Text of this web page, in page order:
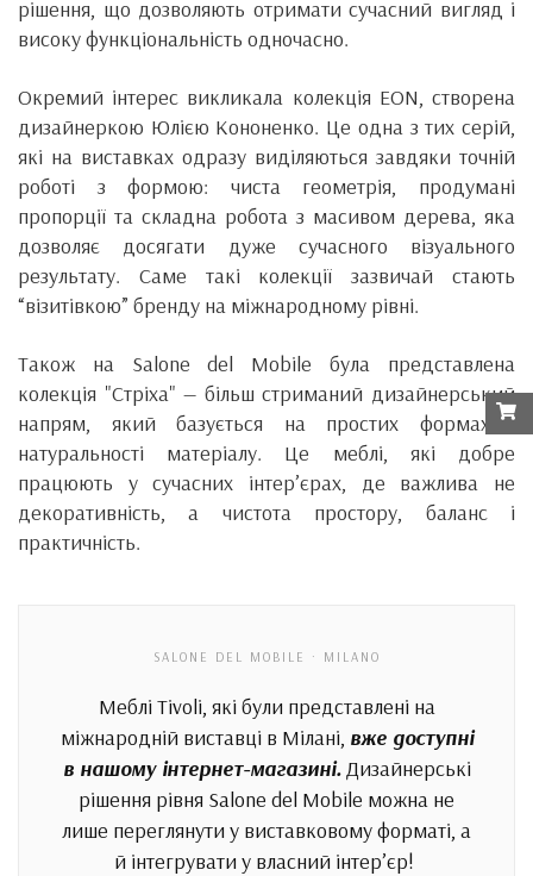
рішення, що дозволяють отримати сучасний вигляд і
високу функціональність одночасно.
Окремий інтерес викликала колекція EON, створена
дизайнеркою Юлією Кононенко. Це одна з тих серій,
які на виставках одразу виділяються завдяки точній
роботі з формою: чиста геометрія, продумані
пропорції та складна робота з масивом дерева, яка
дозволяє досягати дуже сучасного візуального
результату. Саме такі колекції зазвичай стають
“візитівкою” бренду на міжнародному рівні.
Також на Salone del Mobile була представлена
колекція "Стріха" — більш стриманий дизайнерський
напрям, який базується на простих формах і
натуральності матеріалу. Це меблі, які добре
працюють у сучасних інтер’єрах, де важлива не
декоративність, а чистота простору, баланс і
практичність.
SALONE DEL MOBILE · MILANO
Меблі Tivoli, які були представлені на
міжнародній виставці в Мілані, вже доступні
в нашому інтернет-магазині.Дизайнерські
рішення рівня Salone del Mobile можна не
лише переглянути у виставковому форматі, а
й інтегрувати у власний інтер’єр!